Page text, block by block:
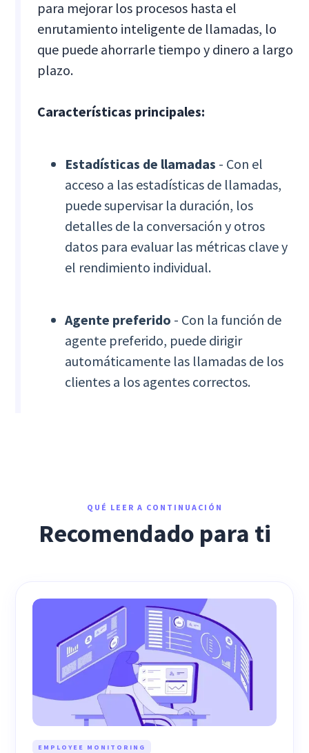
para mejorar los procesos hasta el
enrutamiento inteligente de llamadas, lo
que puede ahorrarle tiempo y dinero a largo
plazo.
Características principales:
Estadísticas de llamadas - Con el
acceso a las estadísticas de llamadas,
puede supervisar la duración, los
detalles de la conversación y otros
datos para evaluar las métricas clave y
el rendimiento individual.
Agente preferido - Con la función de
agente preferido, puede dirigir
automáticamente las llamadas de los
clientes a los agentes correctos.
QUÉ LEER A CONTINUACIÓN
Recomendado para ti
EMPLOYEE MONITORING